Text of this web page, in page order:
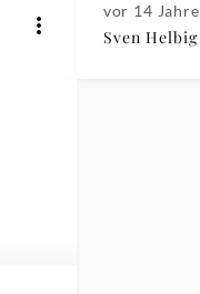
vor 14
Sven Helbig